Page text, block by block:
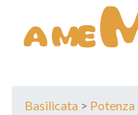
content
Basilicata > Potenza